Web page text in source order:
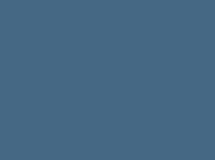
Šventosios jūrų uosto
Mobilizacijos ir
pakeitimo ir Įstatymo
Seimo nutarimo „Dėl
Įstatymo „Dėl Konvencijos